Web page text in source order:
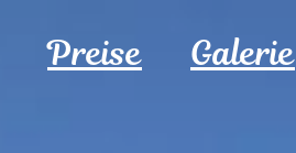
Preise Galerie